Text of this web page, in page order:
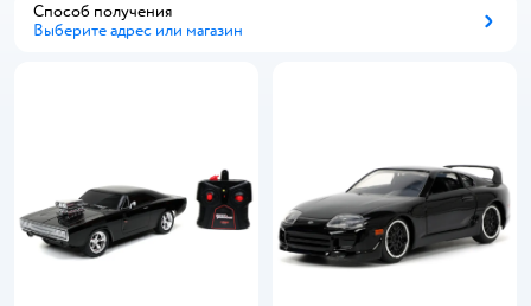
Способ получения
Выберите адрес или магазин